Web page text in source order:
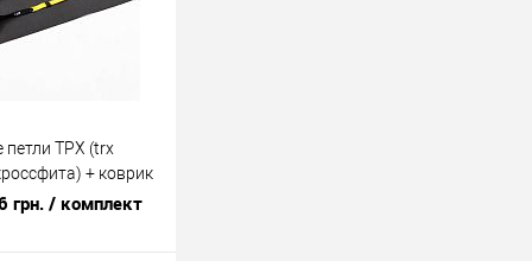
петли ТРХ (trx
+ коврик
OSPORT Set 56
грн. / комплект